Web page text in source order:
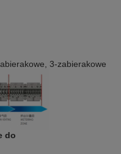
3-zabierakowe
do